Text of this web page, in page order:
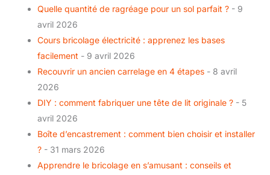
Quelle quantité de ragréage pour un sol parfait ? - 9
avril 2026
Cours bricolage électricité : apprenez les bases
facilement - 9 avril 2026
Recouvrir un ancien carrelage en 4 étapes - 8 avril
2026
DIY : comment fabriquer une tête de lit originale ? - 5
avril 2026
Boîte d’encastrement : comment bien choisir et installer
? - 31 mars 2026
Apprendre le bricolage en s’amusant : conseils et